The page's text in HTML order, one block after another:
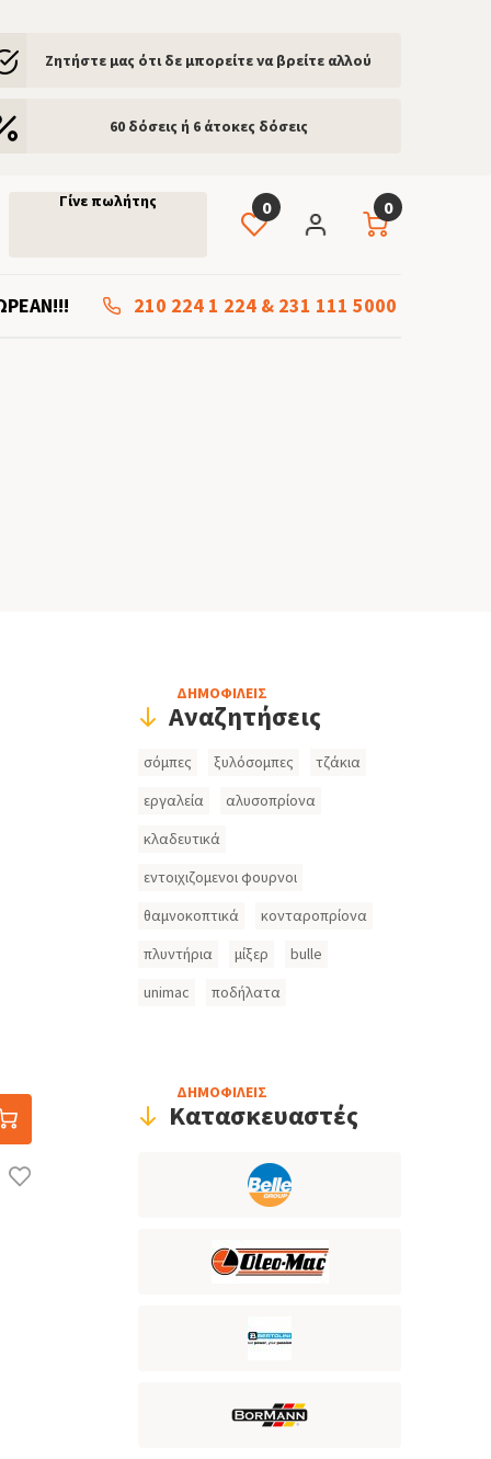
Ζητήστε μας ότι δε μπορείτε να βρείτε αλλού
60 δόσεις ή 6 άτοκες δόσεις
0
Γίνε πωλήτης 0
210 224 1 224 & 231 111 5000
HeaderΔΗΜΟΦΙΛΕΙΣ
Αναζητήσεις
Search
σόμπες ξυλόσομπες
τζάκια
εργαλεία
αλυσοπρίονα
κλαδευτικά
εντοιχιζομενοι φουρνοι
θαμνοκοπτικά
κονταροπρίονα
πλυντήρια
μίξερ
bulle
unimac
ποδήλατα
ΔΗΜΟΦΙΛΕΙΣ
Κατασκευαστές